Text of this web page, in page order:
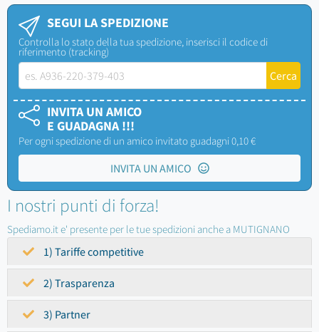
SEGUI LA SPEDIZIONE
Controlla lo stato della tua spedizione, inserisci il codice di
riferimento (tracking)
INVITA UN AMICO
E GUADAGNA !!!
Per ogni spedizione di un amico invitato guadagni 0,10 €
INVITA UN AMICO
I nostri punti di forza!
Spediamo.it e' presente per le tue spedizioni anche a MUTIGNANO
1) Tariffe competitive
2) Trasparenza
3) Partner